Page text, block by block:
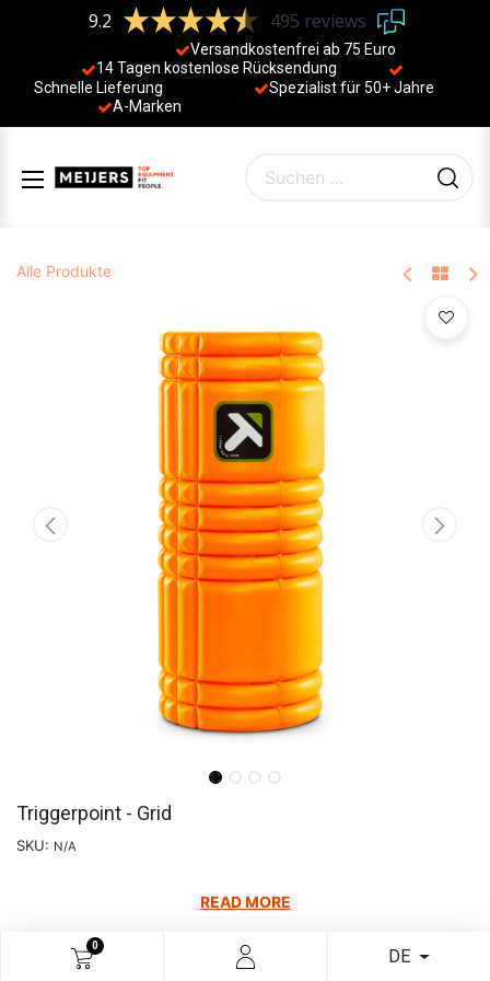
0
DE
9.2 495 reviews
Versandkostenfrei ab 75 Euro
14 Tagen kostenlose Rücksendung
Schnelle Lieferung
Spezialist für 50+ Jahre
A-Marken
Alle Produkte
Triggerpoint - Grid
SKU: N/A
READ MORE